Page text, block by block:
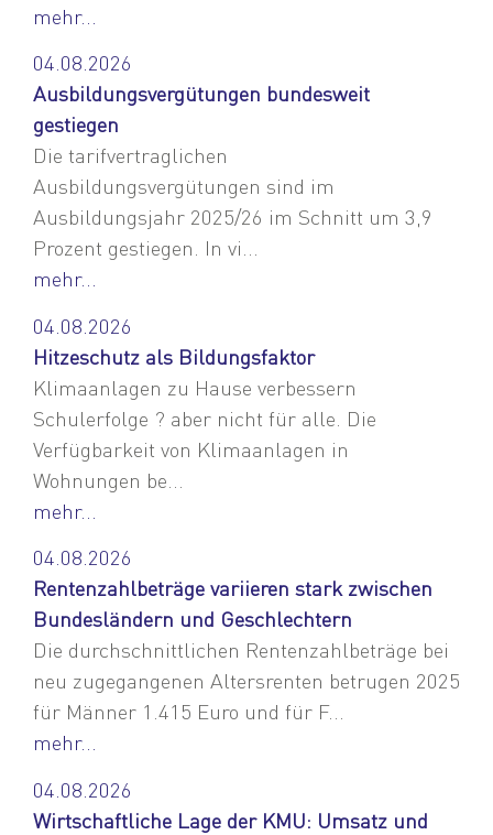
mehr...
04.08.2026
Ausbildungsvergütungen bundesweit
gestiegen
Die tarifvertraglichen
Ausbildungsvergütungen sind im
Ausbildungsjahr 2025/26 im Schnitt um 3,9
Prozent gestiegen. In vi...
mehr...
04.08.2026
Hitzeschutz als Bildungsfaktor
Klimaanlagen zu Hause verbessern
Schulerfolge ? aber nicht für alle. Die
Verfügbarkeit von Klimaanlagen in
Wohnungen be...
mehr...
04.08.2026
Rentenzahlbeträge variieren stark zwischen
Bundesländern und Geschlechtern
Die durchschnittlichen Rentenzahlbeträge bei
neu zugegangenen Altersrenten betrugen 2025
für Männer 1.415 Euro und für F...
mehr...
04.08.2026
Wirtschaftliche Lage der KMU: Umsatz und